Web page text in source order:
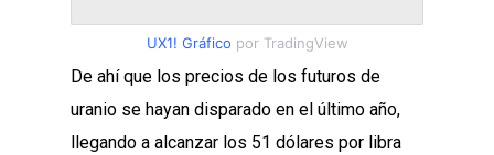
UX1! Gráfico por TradingView
De ahí que los precios de los futuros de
uranio se hayan disparado en el último año,
llegando a alcanzar los 51 dólares por libra